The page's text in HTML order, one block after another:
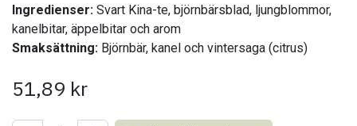
Ingredienser: Svart Kina-te, björnbärsblad, ljungblommor,
kanelbitar, äppelbitar och arom
Smaksättning: Björnbär, kanel och vintersaga (citrus)
51,89 kr